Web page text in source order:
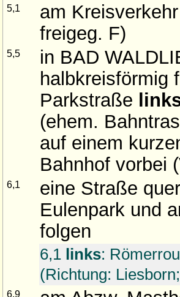
5,1
am
freigeg. F)
5,5
in BAD
halbkreisförmig
Parkstraße
(ehem.
auf einem
Bahnhof vorbei
6,1
eine Straße
Eulenpark und
folgen
6,1 links:
(Richtung:
6,9